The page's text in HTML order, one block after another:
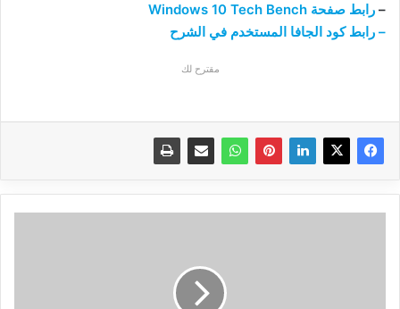
– رابط صفحة Windows 10 Tech Bench
– رابط كود الجافا المستخدم في الشرح
مقترح لك